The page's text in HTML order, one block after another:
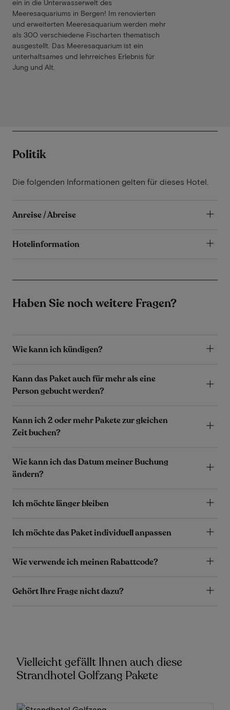
ein in die Unterwasserwelt des
Meeresaquariums in Bergen! Im renovierten
und erweiterten Meeresaquarium werden mehr
als 300 verschiedene Fischarten thematisch
ausgestellt. Das Meeresaquarium ist ein
unterhaltsames und lehrreiches Erlebnis für
Jung und Alt.
Politik
Die folgenden Informationen gelten für dieses Hotel.
Anreise / Abreise
Hotelinformation
Haben Sie noch weitere Fragen?
Wie kann ich kündigen?
Kann das Paket auch für mehr als eine
Person gebucht werden?
Kann ich 2 oder mehr Pakete zur gleichen
Zeit buchen?
Wie kann ich das Datum meiner Buchung
ändern?
Ich möchte länger bleiben
Ich möchte das Paket individuell anpassen
Wie verwende ich meinen Rabattcode?
Gehört Ihre Frage nicht dazu?
Vielleicht gefällt Ihnen auch diese
Strandhotel Golfzang Pakete